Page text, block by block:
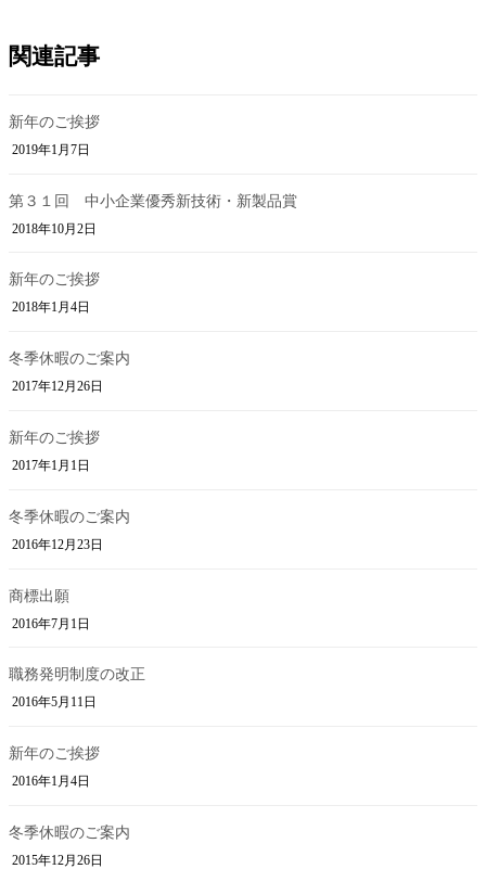
関連記事
新年のご挨拶
2019年1月7日
第３１回 中小企業優秀新技術・新製品賞
2018年10月2日
新年のご挨拶
2018年1月4日
冬季休暇のご案内
2017年12月26日
新年のご挨拶
2017年1月1日
冬季休暇のご案内
2016年12月23日
商標出願
2016年7月1日
職務発明制度の改正
2016年5月11日
新年のご挨拶
2016年1月4日
冬季休暇のご案内
2015年12月26日